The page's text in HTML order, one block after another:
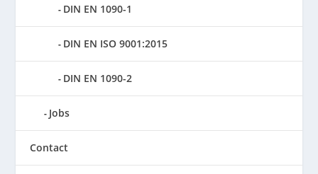
DIN EN 1090-1
DIN EN ISO 9001:2015
DIN EN 1090-2
Jobs
Contact